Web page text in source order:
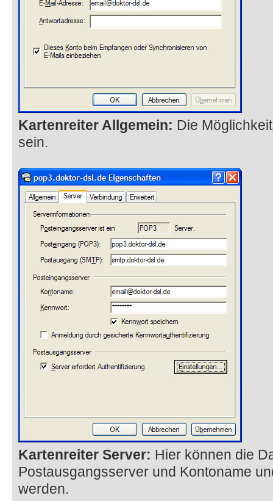
Kartenreiter Allgemein: Die
sein.
Kartenreiter Server: Hier können die
Postausgangsserver und Kontoname
werden.